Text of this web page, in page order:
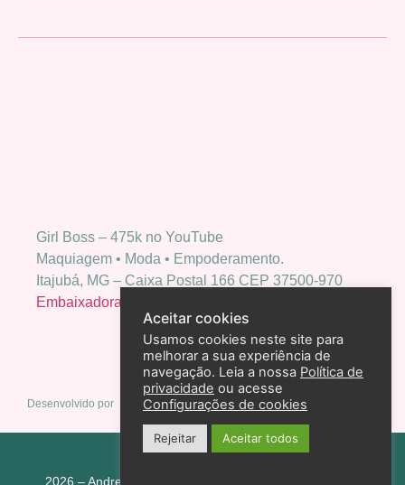
Girl Boss – 475k no YouTube
Maquiagem • Moda • Empoderamento.
Itajubá, MG – Caixa Postal 166 CEP 37500-970
Embaixadora Bio Extratus
Desenvolvido por
Política de privacidade
2026 – Andreza Goulart – Todos os direitos reservados
Aceitar cookies
Usamos cookies neste site para
melhorar a sua experiência de
navegação. Leia a nossa Política de
privacidade ou acesse
Configurações de cookies
Rejeitar Aceitar todos